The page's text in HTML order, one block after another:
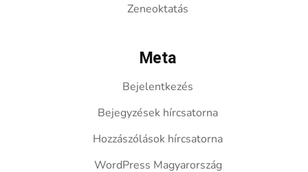
Zeneoktatás
Meta
Bejelentkezés
Bejegyzések hírcsatorna
Hozzászólások hírcsatorna
WordPress Magyarország